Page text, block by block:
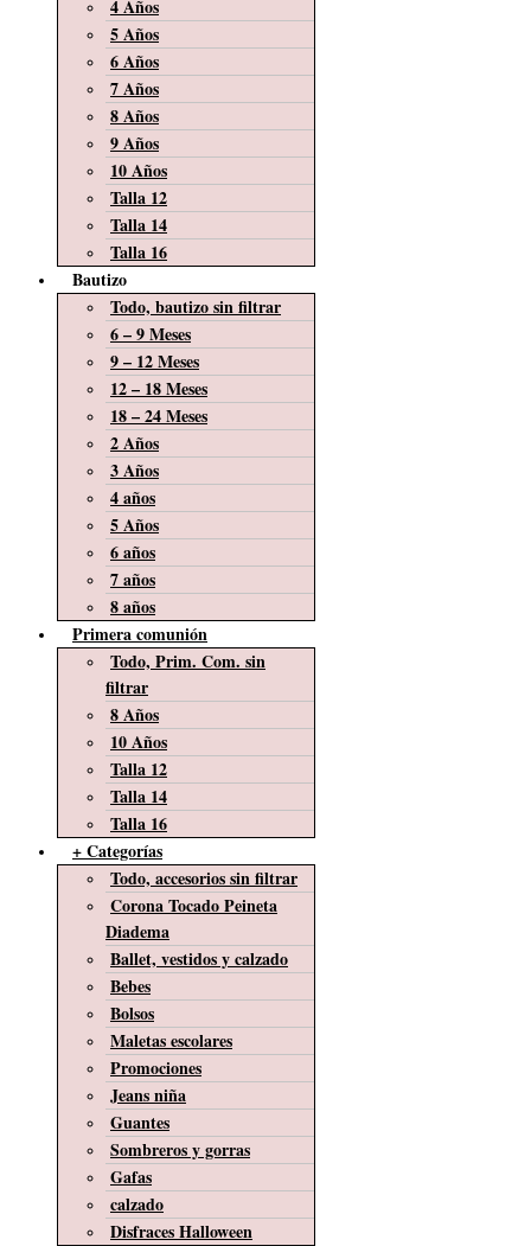
4 Años
5 Años
6 Años
7 Años
8 Años
9 Años
10 Años
Talla 12
Talla 14
Talla 16
Bautizo
Todo, bautizo sin filtrar
6 – 9 Meses
9 – 12 Meses
12 – 18 Meses
18 – 24 Meses
2 Años
3 Años
4 años
5 Años
6 años
7 años
8 años
Primera comunión
Todo, Prim. Com. sin
filtrar
8 Años
10 Años
Talla 12
Talla 14
Talla 16
+ Categorías
Todo, accesorios sin filtrar
Corona Tocado Peineta
Diadema
Ballet, vestidos y calzado
Bebes
Bolsos
Maletas escolares
Promociones
Jeans niña
Guantes
Sombreros y gorras
Gafas
calzado
Disfraces Halloween